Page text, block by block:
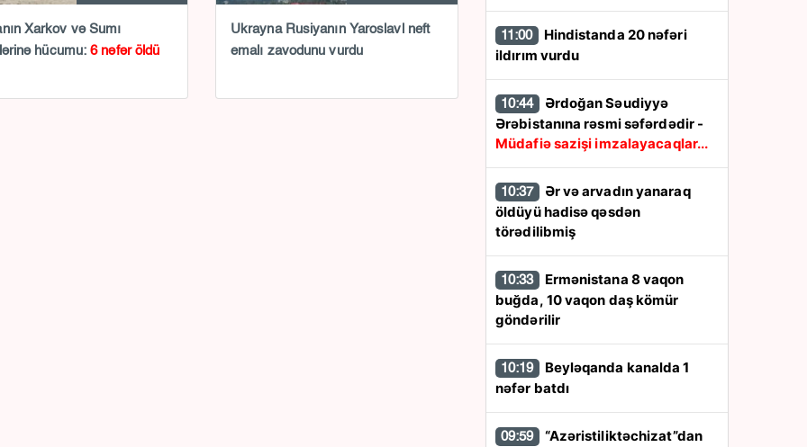
Xarkov və Sumı
hücumu:6 nəfər öldü
Ukrayna Rusiyanın Yaroslavl neft
emalı zavodunu vurdu
11:00
ildırım vurdu
10:44
Ərəbistanına rəsmi səfərdədir -
Müdafiə sazişi imzalayacaqlar...
10:37
öldüyü hadisə qəsdən
törədilibmiş
10:33
buğda, 10 vaqon daş kömür
göndərilir
10:19
nəfər batdı
09:59